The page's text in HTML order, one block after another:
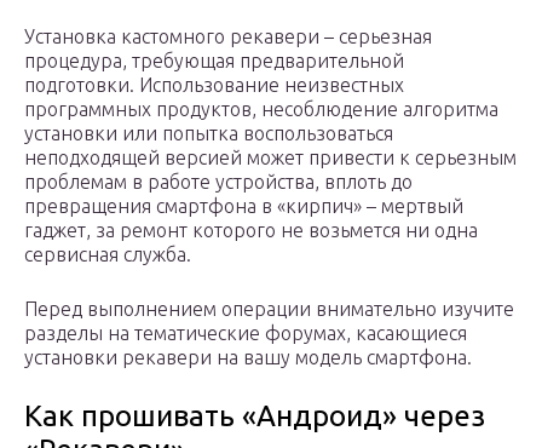
Установка кастомного рекавери – серьезная
процедура, требующая предварительной
подготовки. Использование неизвестных
программных продуктов, несоблюдение алгоритма
установки или попытка воспользоваться
неподходящей версией может привести к серьезным
проблемам в работе устройства, вплоть до
превращения смартфона в «кирпич» – мертвый
гаджет, за ремонт которого не возьмется ни одна
сервисная служба.
Перед выполнением операции внимательно изучите
разделы на тематические форумах, касающиеся
установки рекавери на вашу модель смартфона.
Как прошивать «Андроид» через